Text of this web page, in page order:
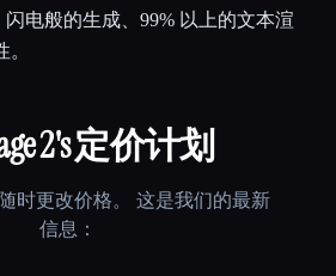
电般的生成、99% 以上的文本渲
2's 定价计划
时更改价格。 这是我们的最新
信息：